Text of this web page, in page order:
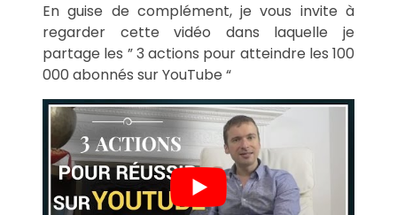
En guise de complément, je vous invite à
regarder cette vidéo dans laquelle je
partage les ” 3 actions pour atteindre les 100
000 abonnés sur YouTube “